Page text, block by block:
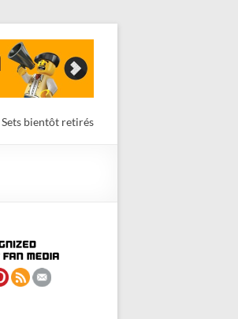
Sets bientôt retirés